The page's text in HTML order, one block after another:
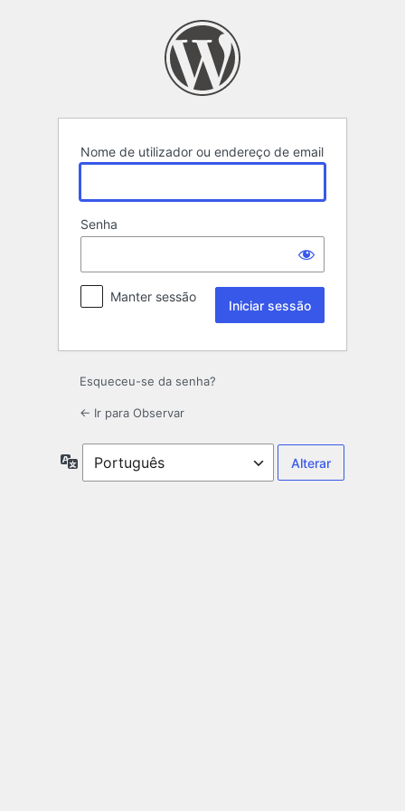
Nome de utilizador ou endereço de email
Senha
Manter sessão
Esqueceu-se da senha?
← Ir para Observar
Idioma